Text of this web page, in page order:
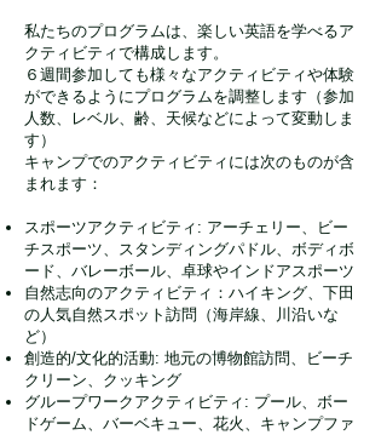
私たちのプログラムは、楽しい英語を学べるア
クティビティで構成します。
６週間参加しても様々なアクティビティや体験
ができるようにプログラムを調整します（参加
人数、レベル、齢、天候などによって変動しま
す）
キャンプでのアクティビティには次のものが含
まれます：
スポーツアクティビティ: アーチェリー、ビー
チスポーツ、スタンディングパドル、ボディボ
ード、バレーボール、卓球やインドアスポーツ
自然志向のアクティビティ：ハイキング、下田
の人気自然スポット訪問（海岸線、川沿いな
ど）
創造的/文化的活動: 地元の博物館訪問、ビーチ
クリーン、クッキング
グループワークアクティビティ: プール、ボー
ドゲーム、バーベキュー、花火、キャンプファ